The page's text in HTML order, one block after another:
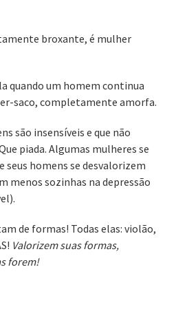
veganismo não é a resposta
broxante, é mulher
quando um homem continua
saco, completamente amorfa.
são insensíveis e que não
piada. Algumas mulheres se
seus homens se desvalorizem
menos sozinhas na depressão
de formas! Todas elas: violão,
Valorizem suas formas,
forem!